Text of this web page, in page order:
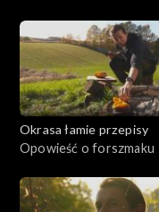
Okrasa łamie przepisy
Opowieść o forszmaku